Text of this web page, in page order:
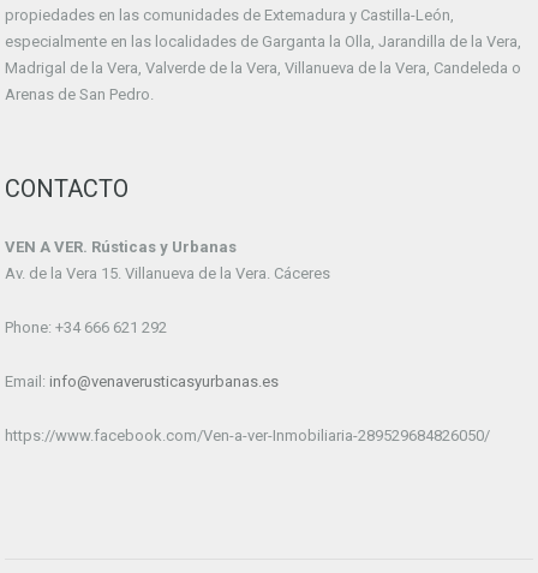
propiedades en las comunidades de Extemadura y Castilla-León,
especialmente en las localidades de Garganta la Olla, Jarandilla de la Vera,
Madrigal de la Vera, Valverde de la Vera, Villanueva de la Vera, Candeleda o
Arenas de San Pedro.
CONTACTO
VEN A VER. Rústicas y Urbanas
Av. de la Vera 15. Villanueva de la Vera. Cáceres
Phone: +34 666 621 292
Email: info@venaverusticasyurbanas.es
https://www.facebook.com/Ven-a-ver-Inmobiliaria-289529684826050/